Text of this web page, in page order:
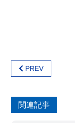
PREV
関連記事